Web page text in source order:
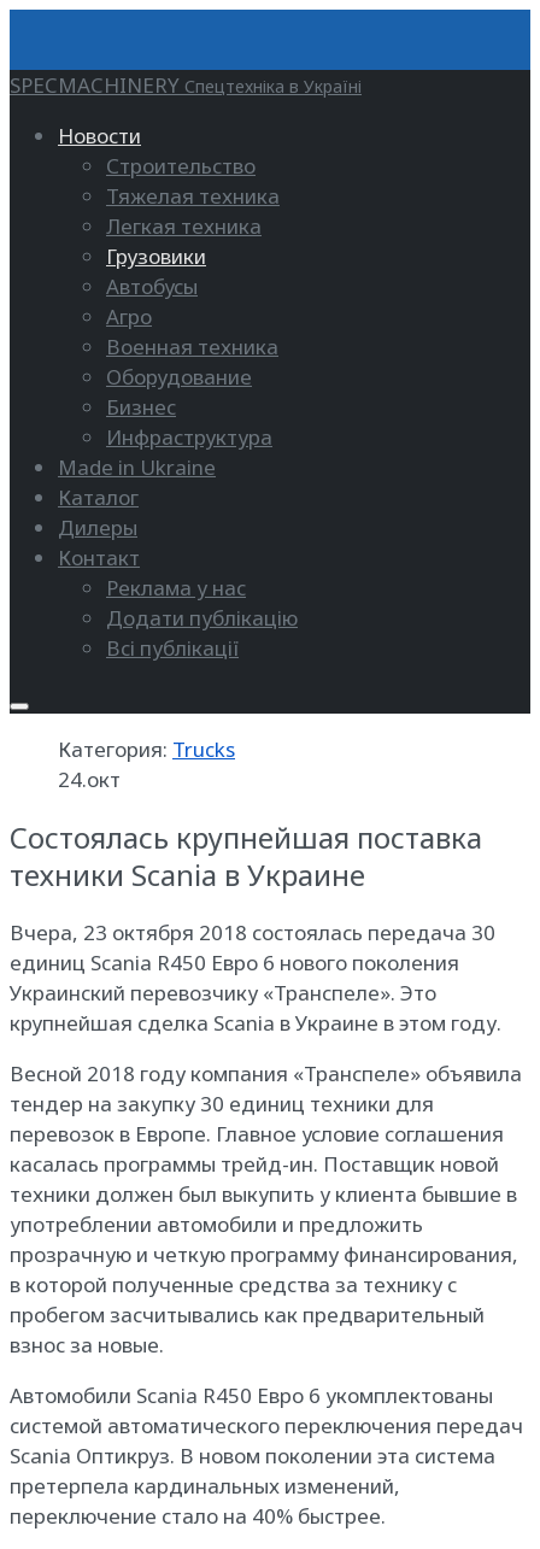
SPECMACHINERY Спецтехніка в Україні
Новости
Строительство
Тяжелая техника
Легкая техника
Грузовики
Автобусы
Агро
Военная техника
Оборудование
Бизнес
Инфраструктура
Made in Ukraine
Каталог
Дилеры
Контакт
Реклама у нас
Додати публікацію
Всі публікації
Категория: Trucks
24.окт
Состоялась крупнейшая поставка
техники Scania в Украине
Вчера, 23 октября 2018 состоялась передача 30
единиц Scania R450 Евро 6 нового поколения
Украинский перевозчику «Транспеле». Это
крупнейшая сделка Scania в Украине в этом году.
Весной 2018 году компания «Транспеле» объявила
тендер на закупку 30 единиц техники для
перевозок в Европе. Главное условие соглашения
касалась программы трейд-ин. Поставщик новой
техники должен был выкупить у клиента бывшие в
употреблении автомобили и предложить
прозрачную и четкую программу финансирования,
в которой полученные средства за технику с
пробегом засчитывались как предварительный
взнос за новые.
Автомобили Scania R450 Евро 6 укомплектованы
системой автоматического переключения передач
Scania Оптикруз. В новом поколении эта система
претерпела кардинальных изменений,
переключение стало на 40% быстрее.